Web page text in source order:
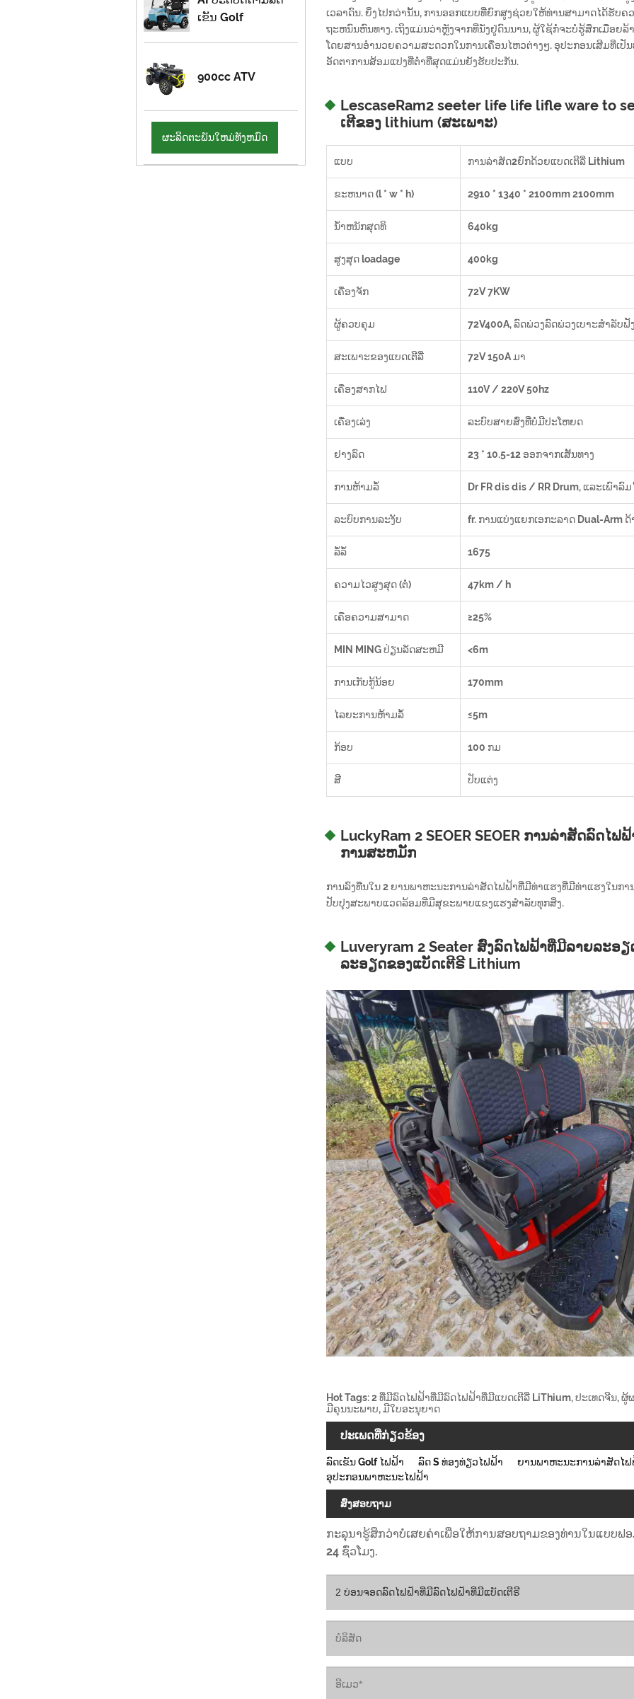
ເຂັນ Golf
900cc ATV
ຜະລິດຕະພັນໃຫມ່ທັງຫມົດ
ເວລາດົນ. ຍິ່ງໄປກວ່ານັ້ນ, ການອອກແບບທີ່ຍົກສູງຊ່ວຍໃຫ້ທ່ານສາມາດໄດ້ຮັບ
ຖະຫນົນຫົນທາງ. ເຖິງແມ່ນວ່າຫຼັງຈາກທີ່ນັ່ງຢູ່ດົນນານ, ຜູ້ໃຊ້ກໍ່ຈະບໍ່ຮູ້ສຶກເມື່ອຍລ້
ໂດຍສານອໍານວຍຄວາມສະດວກໃນການເຄື່ອນໄຫວຕ່າງໆ. ອຸປະກອນເສີມທີ່ເປັ
ອັດຕາການສ້ອມແປງທີ່ຕໍ່າທີ່ສຸດແມ່ນຍັງຮັບປະກັນ.
LescaseRam2 seeter life life lifle ware to
ເຕີຂອງ lithium (ສະເພາະ)
ແບບ ການລ່າສັດ2ຍົກດ້ວຍແບດເຕີລີ່ Lithium
ຂະຫນາດ (l * w * h) 2910 * 1340 * 2100mm 2100mm
ນ້ໍາຫນັກສຸດທິ 640kg
ສູງສຸດ loadage 400kg
ເຄື່ອງຈັກ 72V 7KW
ຜູ້ຄວບຄຸມ 72V400A, ລົດພ່ວງລົດພ່ວງເບາະສໍາລັບ
ສະເພາະຂອງແບດເຕີລີ່ 72V 150A ມາ
ເຄື່ອງສາກໄຟ 110V / 220V 50hz
ເຄື່ອງເລ່ງ ລະບົບສາຍສົ່ງທີ່ບໍ່ມີປະໂຫຍດ
ຢາງລົດ 23 * 10.5-12 ອອກຈາກເສັ້ນທາງ
ການຫ້າມລໍ້ Dr FR dis dis / RR Drum, ແລະເພົາລົ
ລະບົບການລະງັບ fr. ການແບ່ງແຍກເອກະລາດ Dual-Arm
ລໍ້ລໍ້ 1675
ຄວາມໄວສູງສຸດ (ຕໍ່) 47km / h
ເຄືອຄວາມສາມາດ ≥25%
MIN MING ປ່ຽນລັດສະຫມີ <6m
ການເກັບກູ້ນ້ອຍ 170mm
ໄລຍະການຫ້າມລໍ້ ≤5m
ກ້ອບ 100 ກມ
ສີ ປັບແຕ່ງ
LuckyRam 2 SEOER SEOER ການລ່າສັດລົດ
ການສະຫມັກ
ການລົງທືນໃນ 2 ຍານພາຫະນະການລ່າສັດໄຟຟ້າທີ່ມີທ່າແຮງທີ່ມີທ່າແຮງໃນກ
ປັບປຸງສະພາບແວດລ້ອມທີ່ມີສຸຂະພາບແຂງແຮງສໍາລັບທຸກສິ່ງ.
Luveryram 2 Seater ສົ່ງລົດໄຟຟ້າທີ່ມີລາຍລະອ
ລະອຽດຂອງແບັດເຕີຣີ Lithium
Hot Tags: 2 ທີ່ມີລົດໄຟຟ້າທີ່ມີລົດໄຟຟ້າທີ່ມີແບດເຕີລີ່ LiThium, ປະເທດຈີນ,
ມີຄຸນນະພາບ, ມີໃບອະນຸຍາດ
ປະເພດທີ່ກ່ຽວຂ້ອງ
ລົດເຂັນ Golf ໄຟຟ້າ ລົດ S ທ່ອງທ່ຽວໄຟຟ້າ ຍານພາຫະນະການລ່າສັດໄຟ
ອຸປະກອນພາຫະນະໄຟຟ້າ
ສົ່ງສອບຖາມ
ກະລຸນາຮູ້ສຶກວ່າບໍ່ເສຍຄ່າເພື່ອໃຫ້ການສອບຖາມຂອງທ່ານໃນແບບຟ
24 ຊົ່ວໂມງ.